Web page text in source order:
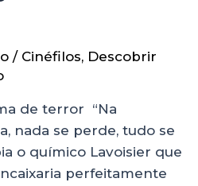
/ Cinéfilos, Descobrir
de terror “Na
nada se perde, tudo se
o químico Lavoisier que
perfeitamente